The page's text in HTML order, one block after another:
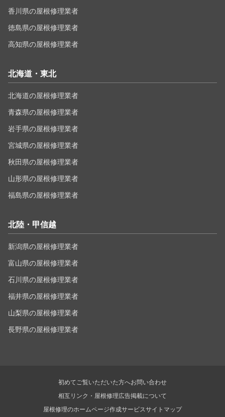
香川県の屋根修理業者
徳島県の屋根修理業者
高知県の屋根修理業者
北海道・東北
北海道の屋根修理業者
青森県の屋根修理業者
岩手県の屋根修理業者
宮城県の屋根修理業者
秋田県の屋根修理業者
山形県の屋根修理業者
福島県の屋根修理業者
北陸・甲信越
新潟県の屋根修理業者
富山県の屋根修理業者
石川県の屋根修理業者
福井県の屋根修理業者
山梨県の屋根修理業者
長野県の屋根修理業者
初めてご覧いただいた方へお問い合わせ
相互リンク・屋根修理広告掲載について
屋根修理のホームページ作成サービスサイトマップ